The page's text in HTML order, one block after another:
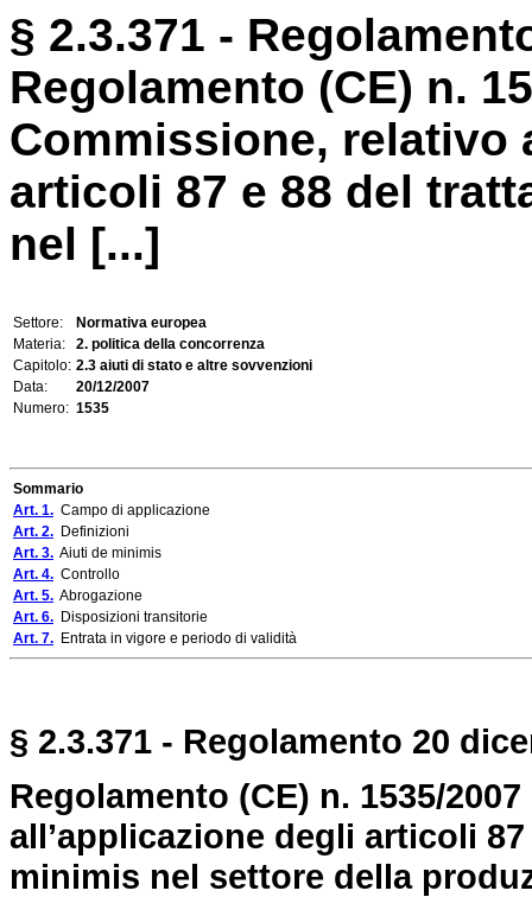
§ 2.3.371 -
Regolamento (CE) n.
Commissione, relativo
articoli 87 e 88 del
nel [...]
Settore:
Normativa europea
Materia:
2. politica della concorrenza
Capitolo: 2.3 aiuti di stato e altre sovvenzioni
Data:
20/12/2007
Numero: 1535
Sommario
Art. 1. Campo di applicazione
Art. 2. Definizioni
Art. 3. Aiuti de minimis
Art. 4. Controllo
Art. 5. Abrogazione
Art. 6. Disposizioni transitorie
Art. 7. Entrata in vigore e periodo di validità
§ 2.3.371 - Regolamento 20
Regolamento (CE) n. 1535/
all’applicazione degli articoli
minimis nel settore della